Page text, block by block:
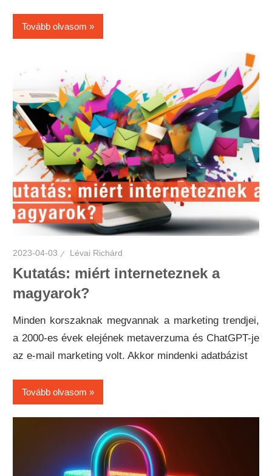
Tovább olvasom
2023-04-03 Lévai Richárd
Kutatás: miért interneteznek a
magyarok?
Minden korszaknak megvannak a marketing trendjei,
a 2000-es évek elejének metaverzuma és ChatGPT-je
az e-mail marketing volt. Akkor mindenki adatbázist
Tovább olvasom